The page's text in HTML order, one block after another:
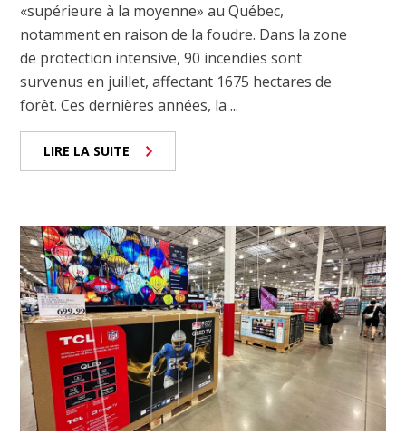
«supérieure à la moyenne» au Québec,
notamment en raison de la foudre. Dans la zone
de protection intensive, 90 incendies sont
survenus en juillet, affectant 1675 hectares de
forêt. Ces dernières années, la ...
LIRE LA SUITE